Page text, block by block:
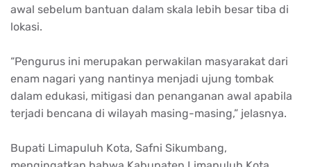
awal sebelum bantuan dalam skala lebih besar tiba di
lokasi.
“Pengurus ini merupakan perwakilan masyarakat dari
enam nagari yang nantinya menjadi ujung tombak
dalam edukasi, mitigasi dan penanganan awal apabila
terjadi bencana di wilayah masing-masing,” jelasnya.
Bupati Limapuluh Kota, Safni Sikumbang,